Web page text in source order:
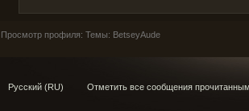
Просмотр профиля: Темы: BetseyAude
Русский (RU) Отметить все сообщения